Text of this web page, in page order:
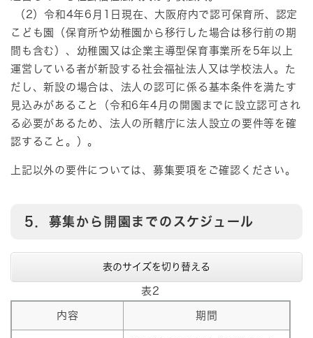
（2）令和4年6月1日現在、大阪府内で認可保育所、認定
こども園（保育所や幼稚園から移行した場合は移行前の期
間も含む）、幼稚園又は企業主導型保育事業所を5年以上
運営している者が新設する社会福祉法人又は学校法人。た
だし、新設の場合は、法人の認可に係る基本条件を満たす
見込みがあること（令和6年4月の開園までに設立認可され
る必要があるため、法人の所轄庁に法人設立の要件等を確
認すること。）。
上記以外の要件については、募集要項をご確認ください。
5．募集から開園までのスケジュール
表のサイズを切り替える
表2
内容 期間